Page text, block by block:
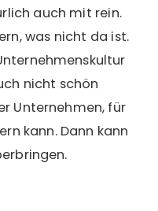
auch mit rein.
was nicht da ist.
nicht schön
Unternehmen, für
kann. Dann kann